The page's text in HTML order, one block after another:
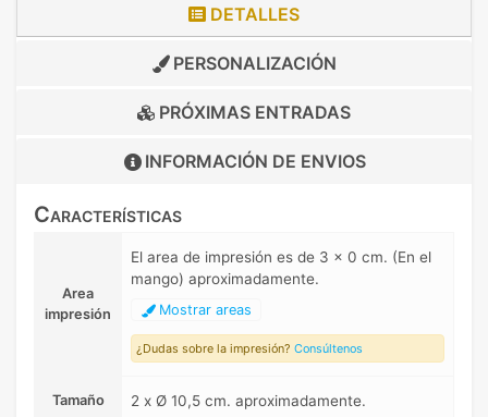
DETALLES
PERSONALIZACIÓN
PRÓXIMAS ENTRADAS
INFORMACIÓN DE ENVIOS
Características
Area
impresión
El area de impresión es de 3 x 0 cm. (En el
mango) aproximadamente.
Mostrar areas
¿Dudas sobre la impresión? Consúltenos
Tamaño 2 x Ø 10,5 cm. aproximadamente.